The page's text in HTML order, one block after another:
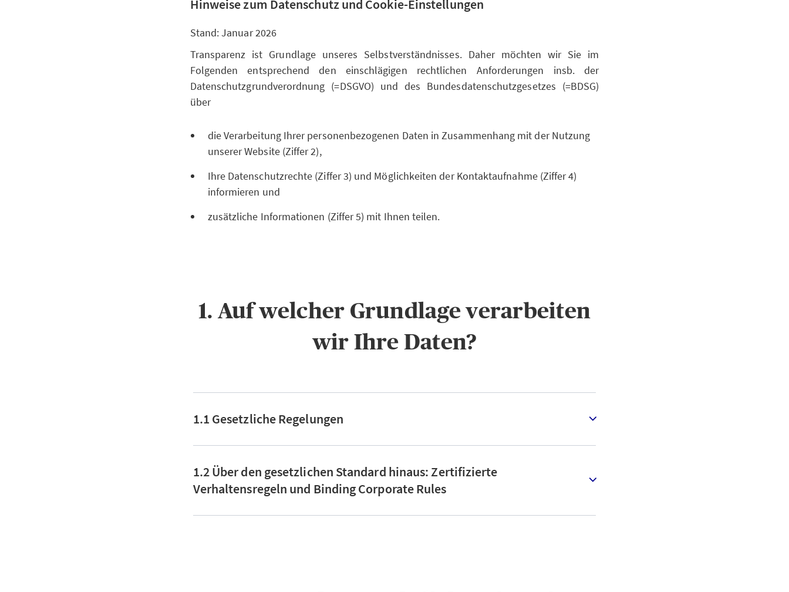
Hinweise zum Datenschutz und Cookie-Einstellungen
Stand: Januar 2026
Transparenz ist Grundlage unseres Selbstverständnisses. Daher möchten wir Sie im
Folgenden entsprechend den einschlägigen rechtlichen Anforderungen insb. der
Datenschutzgrundverordnung (=DSGVO) und des Bundesdatenschutzgesetzes (=BDSG)
über
die Verarbeitung Ihrer personenbezogenen Daten in Zusammenhang mit der Nutzung
unserer Website (Ziffer 2),
Ihre Datenschutzrechte (Ziffer 3) und Möglichkeiten der Kontaktaufnahme (Ziffer 4)
informieren und
zusätzliche Informationen (Ziffer 5) mit Ihnen teilen.
1. Auf welcher Grundlage verarbeiten
wir Ihre Daten?
1.1 Gesetzliche Regelungen
1.2 Über den gesetzlichen Standard hinaus: Zertifizierte
Verhaltensregeln und Binding Corporate Rules